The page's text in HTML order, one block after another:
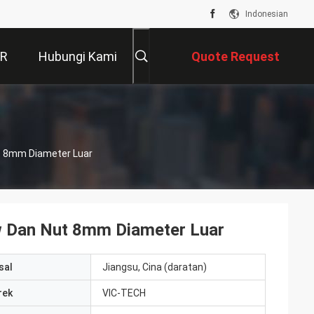
Indonesian
Hubungi Kami Quote Request
8mm Diameter Luar
Nut 8mm Diameter Luar
Jiangsu, Cina (daratan)
VIC-TECH